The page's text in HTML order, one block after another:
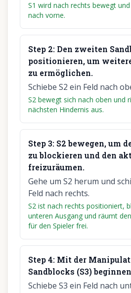
S1 wird nach rechts bewegt
nach vorne.
Step 2: Den zweiten
positionieren, um
zu ermöglichen.
Schiebe S2 ein Feld nach
S2 bewegt sich nach oben und
nächsten Hindernis aus.
Step3: S2 bewegen, um
zu blockieren und den
freizuräumen.
Gehe um S2 herum und
Feld nach rechts.
S2 ist nach rechts positioniert,
unteren Ausgang und räumt
für den Spieler frei.
Step4: Mit der
Sandblocks (S3)
Schiebe S3 ein Feld nach